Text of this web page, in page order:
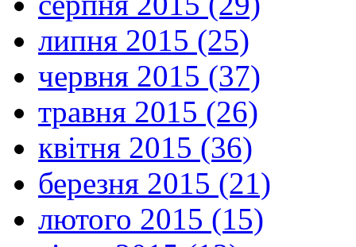
липня 2015 (25)
червня 2015 (37)
травня 2015 (26)
квітня 2015 (36)
березня 2015 (21)
лютого 2015 (15)